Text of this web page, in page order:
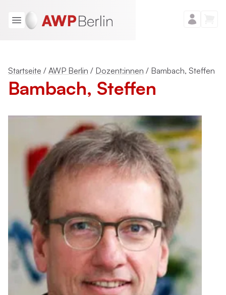
Startseite / AWP Berlin / Dozent:innen / Bambach, Steffen
Bambach, Steffen